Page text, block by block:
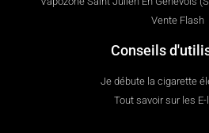
Vente Flash
Conseils
Je débute la cigarette
Tout savoir sur les